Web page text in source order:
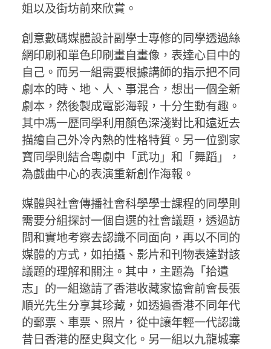
姐以及街坊前來欣賞。
創意數碼媒體設計副學士專修的同學透過絲
網印刷和單色印刷畫自畫像，表達心目中的
自己。而另一組需要根據講師的指示把不同
劇本的時、地、人、事混合，想出一個全新
劇本，然後製成電影海報，十分生動有趣。
其中馮一歷同學利用顏色深淺對比和遠近去
描繪自己外冷內熱的性格特質。另一位劉家
寶同學則結合粵劇中「武功」和「舞蹈」，
為戲曲中心的表演重新創作海報。
媒體與社會傳播社會科學學士課程的同學則
需要分組探討一個自選的社會議題，透過訪
問和實地考察去認識不同面向，再以不同的
媒體的方式，如拍攝、影片和刊物表達對該
議題的理解和關注。其中，主題為「拾遺
志」的一組邀請了香港收藏家協會前會長張
順光先生分享其珍藏，如透過香港不同年代
的郵票、車票、照片，從中讓年輕一代認識
昔日香港的歷史與文化。另一組以九龍城寨